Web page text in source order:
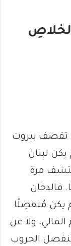
تقصف بيروت
لبنان
مرة
فالدخان
يكن مُنفصِلًا
ولا عن
الحروب